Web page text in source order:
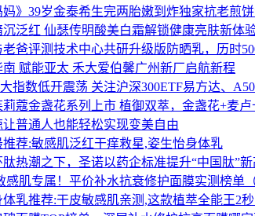
妈》39岁金泰希生完两胎嫩到炸独家抗老煎
沉泛红 仙瑟传明酸美白霜解锁健康亮肤新体
老爸评测技术中心共研升级版防晒乳，历时
南 赋能亚太 禾大爱伯馨广州新厂启航新程
指数低开震荡 关注沪深300ETF易方达、
莉蔻金盏花系列上市 植御双萃，金盏花+麦
让普通人也能轻松实现变美自由
推荐:敏感肌泛红干痒救星,姿生怡身体乳
热潮之下，圣诺以药企标准提升“中国肽”新
感肌专属！平价补水抗衰修护面膜实测榜单
体乳推荐:干皮敏感肌亲测,这款植萃全能王2